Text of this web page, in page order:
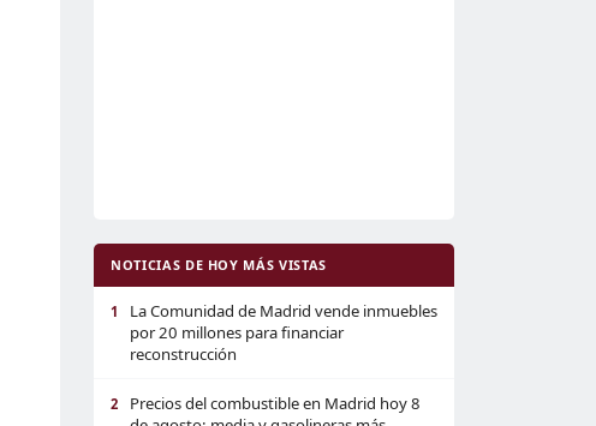
NOTICIAS DE HOY MÁS VISTAS
1
La Comunidad de Madrid vende inmuebles
por 20 millones para financiar
reconstrucción
2
Precios del combustible en Madrid hoy 8